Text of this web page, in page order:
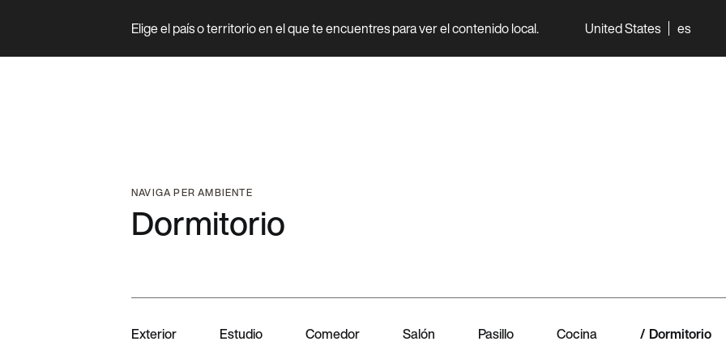
Elige el país o territorio en el que te encuentres para ver el contenido local. United States es
World
NAVIGA PER AMBIENTE
Dormitorio
Exterior Estudio Comedor Salón Pasillo Cocina Dormitorio